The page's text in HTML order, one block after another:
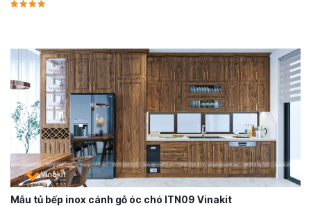
Mẫu tủ bếp inox cánh gỗ óc chó ITN09 Vinakit